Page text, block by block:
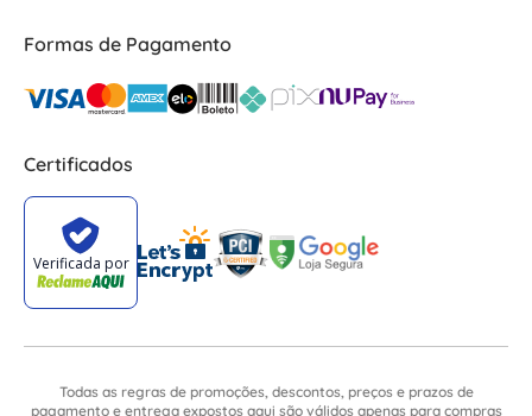
Formas de Pagamento
Certificados
Todas as regras de promoções, descontos, preços e prazos de
pagamento e entrega expostos aqui são válidos apenas para compras